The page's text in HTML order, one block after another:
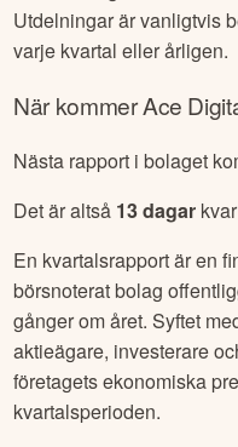
Utdelningar är vanligtvis
varje kvartal eller årligen.
När kommerAce
Nästa rapport i bolaget
Det är altså 13dagar
En kvartalsrapport är en
börsnoterat bolag
gånger om året. Syftet
aktieägare, investerare
företagets ekonomiska
kvartalsperioden.